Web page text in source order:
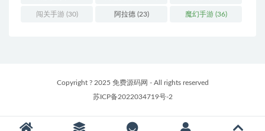
闯关手游(30) 阿拉德(23) 魔幻手游(36)
Copyright ? 2025 免费源码网 - All rights reserved
苏ICP备2022034719号-2